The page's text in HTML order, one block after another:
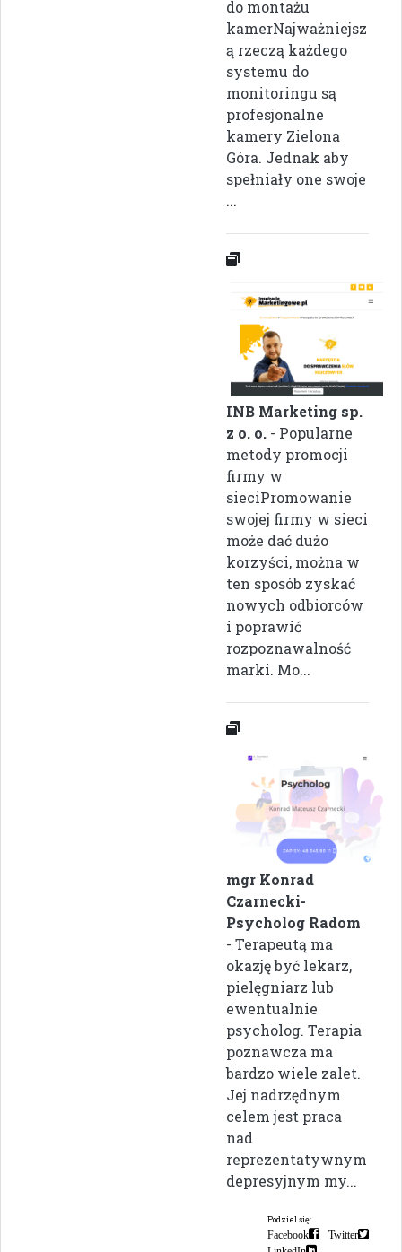
do montażu
kamerNajważniejsz
ą rzeczą każdego
systemu do
monitoringu są
profesjonalne
kamery Zielona
Góra. Jednak aby
spełniały one swoje
...
INB Marketing sp.
z o. o. - Popularne
metody promocji
firmy w
sieciPromowanie
swojej firmy w sieci
może dać dużo
korzyści, można w
ten sposób zyskać
nowych odbiorców
i poprawić
rozpoznawalność
marki. Mo...
mgr Konrad
Czarnecki-
Psycholog Radom
- Terapeutą ma
okazję być lekarz,
pielęgniarz lub
ewentualnie
psycholog. Terapia
poznawcza ma
bardzo wiele zalet.
Jej nadrzędnym
celem jest praca
nad
reprezentatywnym
depresyjnym my...
Podziel się:
Facebook
Twitter